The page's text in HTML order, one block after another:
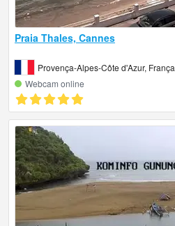
Praia Thales, Cannes
Provença-Alpes-Côte d'Azur, França
Webcam online